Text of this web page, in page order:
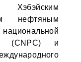
Хэбэйским
нефтяным
(CNPC) и